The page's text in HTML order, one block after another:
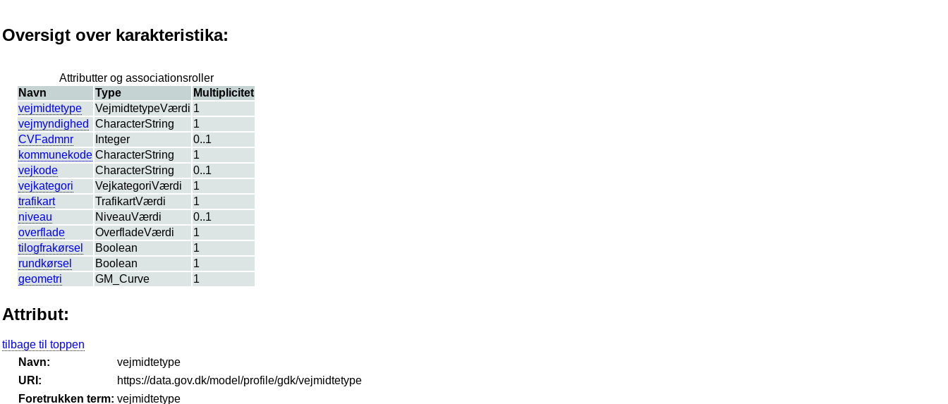
Oversigt over karakteristika:
Attributter og associationsroller
Navn
Type
Multiplicitet
vejmidtetype
VejmidtetypeVærdi 1
vejmyndighed
CharacterString
1
CVFadmnr
Integer
0..1
kommunekode CharacterString
1
vejkode
CharacterString
0..1
vejkategori
VejkategoriVærdi
1
trafikart
TrafikartVærdi
1
niveau
NiveauVærdi
0..1
overflade
OverfladeVærdi
1
tilogfrakørsel
Boolean
1
rundkørsel
Boolean
1
geometri
GM_Curve 1
Attribut:
tilbage til toppen
Navn:
vejmidtetype
URI:
https://data.gov.dk/model/profile/gdk/vejmidtetype
Foretrukken term: vejmidtetype